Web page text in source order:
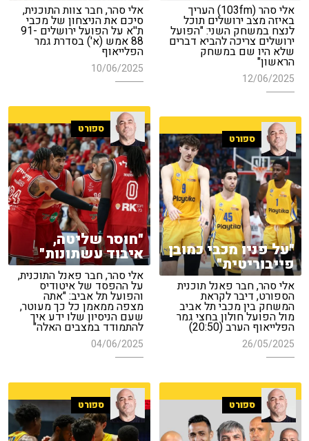
אלי סהר (103fm) העריך
באיזה מצב ירושלים תוכל
לנצח במשחק השני: "הפועל
ירושלים צריכה להביא דברים
שלא היו שם במשחק
הראשון"
12/06/2025
אלי סהר, חבר צוות התוכנית,
סיכם את הניצחון של מכבי
ת''א על הפועל ירושלים 91-
88 אמש (א') בסדרת גמר
הפלייאוף
10/06/2025
ספורט
"חוסר שליטה,
איבוד עשתונות"
אלי סהר, חבר פאנל התוכנית,
על ההפסד של איטודיס
והפועל תל אביב: "אתה
מצפה ממאמן כל כך מעוטר,
שעם הניסיון שלו ידע איך
להתמודד במצבים האלה"
04/06/2025
ספורט
"על פניו מכבי כמובן
פייבוריטית"
אלי סהר, חבר פאנל תוכנית
הספורט, דיבר לקראת
המשחק בין מכבי תל אביב
מול הפועל חולון בחצי גמר
הפלייאוף הערב (20:50)
26/05/2025
ספורט ספורט